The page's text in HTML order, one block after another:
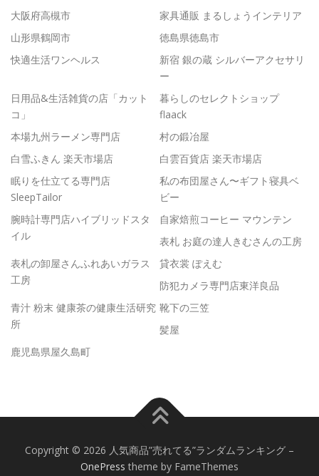
大阪府高槻市
家具通販 まるしょうインテリア
山形県鶴岡市
徳島県徳島市
快適生活ワンヘルス
新宿 銀の蔵 シルバーアクセサリ
ー
日用品&生活雑貨の店「カット
コ」
暮らしのセレクトショップ
flaack
本場九州ラーメン専門店
村の鍛冶屋
白雪ふきん 楽天市場店
白雲百貨店 楽天市場店
眠りを仕立てる専門店
SleepTailor
私の布団屋さん〜ギフト寝具ベ
ビー
腕時計専門店ハイブリッドスタ
イル
自家焙煎コーヒー マウンテン
表札 お庭の達人きむさんの工房
表札の卸屋さんふれあいガラス
工房
貸衣裳 ぽえむ
防犯カメラ専門店東洋良品
青汁 粉末 健康茶の健康生活研究
所
靴下の三笠
髪屋
鹿児島県屋久島町
Copyright © 2026 人気商品”売れてる”ランダムランキング –
OnePress theme by FameThemes